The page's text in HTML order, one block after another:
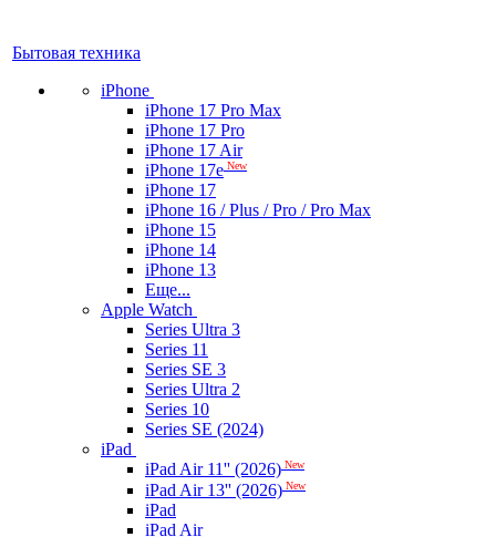
Бытовая техника
iPhone
iPhone 17 Pro Max
iPhone 17 Pro
iPhone 17 Air
iPhone 17e New
iPhone 17
iPhone 16 / Plus / Pro / Pro Max
iPhone 15
iPhone 14
iPhone 13
Еще...
Apple Watch
Series Ultra 3
Series 11
Series SE 3
Series Ultra 2
Series 10
Series SE (2024)
iPad
iPad Air 11'' (2026) New
iPad Air 13'' (2026) New
iPad
iPad Air